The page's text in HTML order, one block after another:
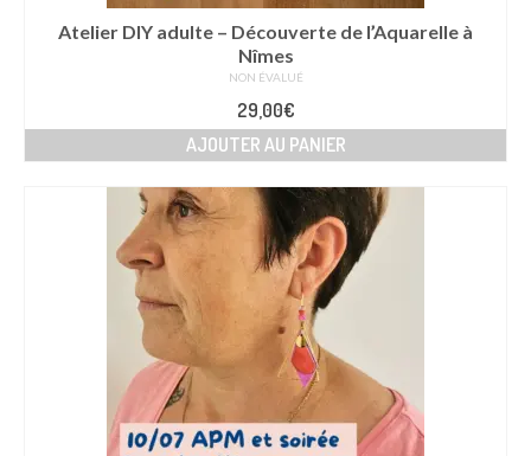
Atelier DIY adulte – Découverte de l’Aquarelle à
Nîmes
NON ÉVALUÉ
29,00€
AJOUTER AU PANIER